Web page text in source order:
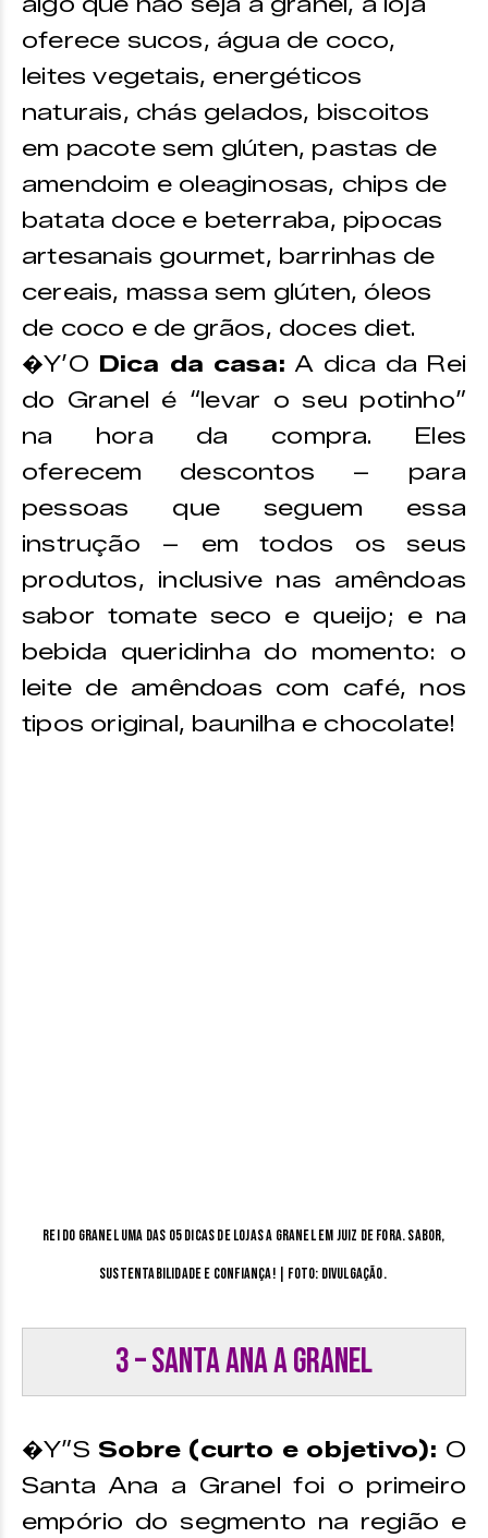
oferece sucos, água de coco,
leites vegetais, energéticos
naturais, chás gelados, biscoitos
em pacote sem glúten, pastas de
amendoim e oleaginosas, chips de
batata doce e beterraba, pipocas
artesanais gourmet, barrinhas de
cereais, massa sem glúten, óleos
de coco e de grãos, doces diet.
�Y’O Dica da casa:A dica da Rei
do Granel é “levar o seu potinho”
na hora da compra. Eles
oferecem descontos – para
pessoas que seguem essa
instrução – em todos os seus
produtos, inclusive nas amêndoas
sabor tomate seco e queijo; e na
bebida queridinha do momento: o
leite de amêndoas com café, nos
tipos original, baunilha e chocolate!
Rei do granel uma das 05 dicas de lojas a granel em Juiz de Fora. Sabor,
sustentabilidade e confiança! | Foto: divulgação.
3 – Santa Ana a Granel
�Y”S Sobre (curto e objetivo): O
Santa Ana a Granel foi o primeiro
empório do segmento na região e